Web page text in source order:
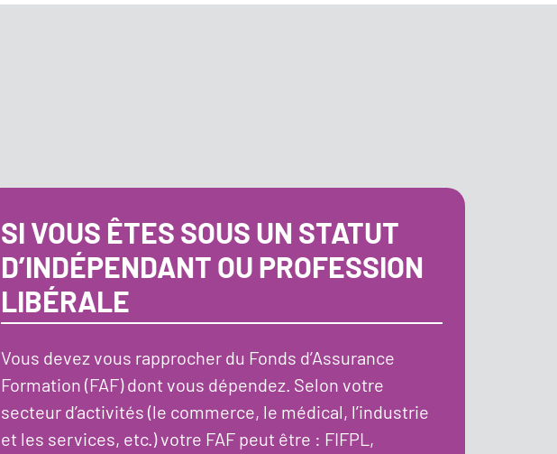
SI VOUS ÊTES SOUS UN STATUT
D’INDÉPENDANT OU PROFESSION
LIBÉRALE
Vous devez vous rapprocher du Fonds d’Assurance
Formation (FAF) dont vous dépendez. Selon votre
secteur d’activités (le commerce, le médical, l’industrie
et les services, etc.) votre FAF peut être : FIFPL,